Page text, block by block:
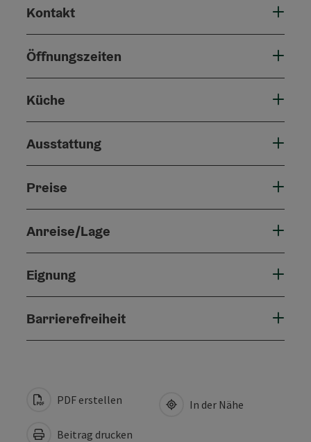
Kontakt
Öffnungszeiten
Küche
Ausstattung
Preise
Anreise/Lage
Eignung
Barrierefreiheit
PDF erstellen
Beitrag drucken
In der Nähe